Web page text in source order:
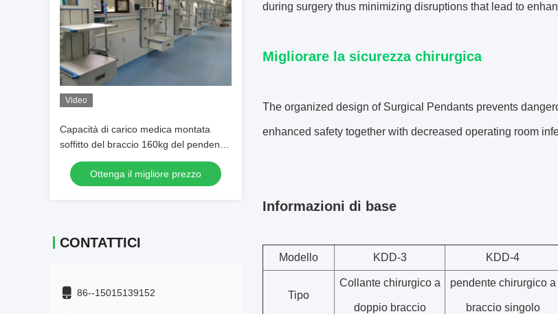
Video
Capacità di carico medica montata
soffitto del braccio 160kg del pendente
750mm del soffitto
Ottenga il migliore prezzo
CONTATTICI
86--15015139152
during surgery thus minimizing disruptions that lead to
Migliorare la sicurezza chirurgica
The organized design of Surgical Pendants prevents
enhanced safety together with decreased operating room
Informazioni di base
Modello KDD-3 KDD-4
Tipo
Collante chirurgico a
doppio braccio
pendente chirurgico a
braccio singolo